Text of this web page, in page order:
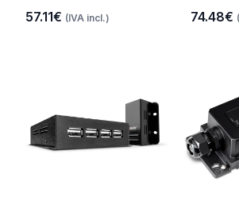
57.11€ (IVA incl.) 74.48€